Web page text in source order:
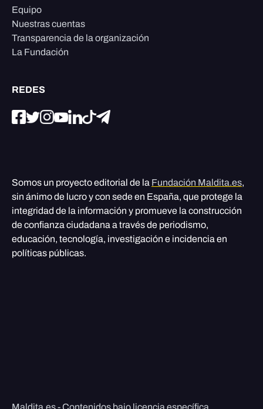
Equipo
Nuestras cuentas
Transparencia de la organización
La Fundación
REDES
Somos un proyecto editorial de la Fundación Maldita.es,
sin ánimo de lucro y con sede en España, que protege la
integridad de la información y promueve la construcción
de confianza ciudadana a través de periodismo,
educación, tecnología, investigación e incidencia en
políticas públicas.